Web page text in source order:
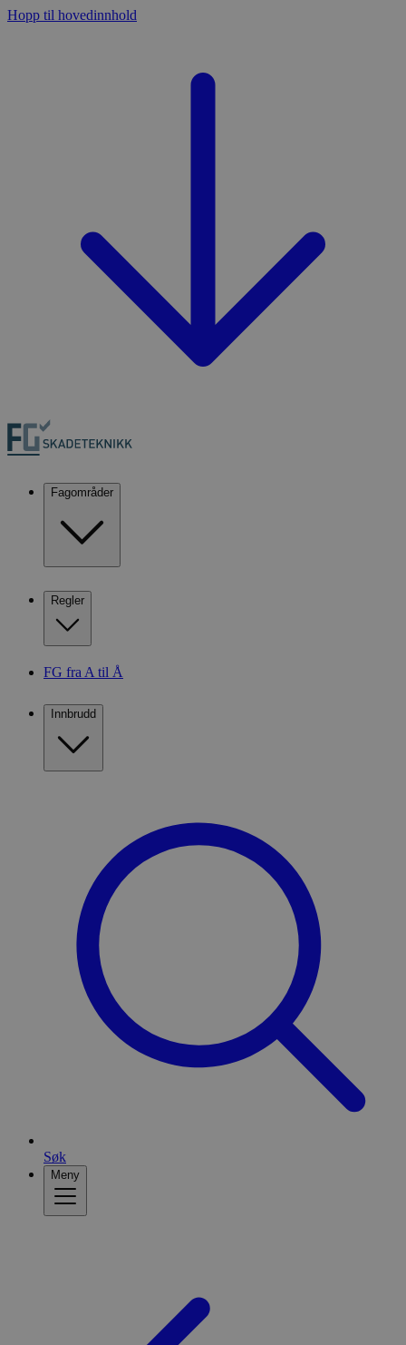
Hopp til hovedinnhold
Fagområder
Regler
FG fra A til Å
Innbrudd
Søk
Meny